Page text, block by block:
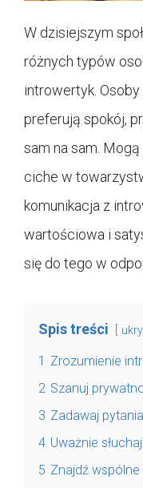
W dzisiejszym
różnych typów
introwertyk.
preferują spokój,
sam na sam.
ciche w
komunikacja z
wartościowa i
się do tego w
Spis treści
1 Zrozumienie
2 Szanuj
3 Zadawaj
4 Uważnie słuchaj
5 Znajdź